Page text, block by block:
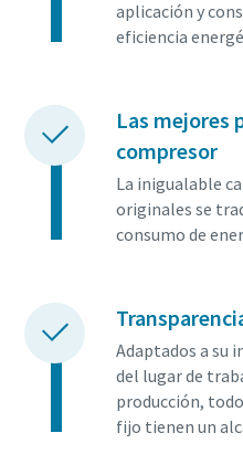
aplicación y
eficiencia
Las mejores
compresor
La inigualable
originales se
consumo de
Adaptados a su
del lugar de
producción,
fijo tienen un